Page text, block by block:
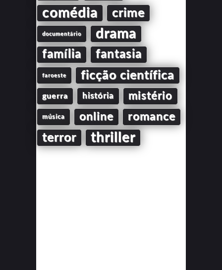
comédia crime
documentário drama
família fantasia
faroeste ficção científica
guerra história mistério
música online romance
terror thriller